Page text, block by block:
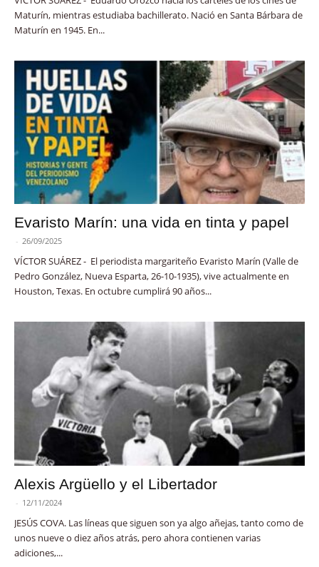
Maturín, mientras estudiaba bachillerato. Nació en Santa Bárbara de
Maturín en 1945. En...
Evaristo Marín: una vida en tinta y papel
- 26/09/2025
VÍCTOR SUÁREZ - El periodista margariteño Evaristo Marín (Valle de
Pedro González, Nueva Esparta, 26-10-1935), vive actualmente en
Houston, Texas. En octubre cumplirá 90 años...
Alexis Argüello y el Libertador
- 12/11/2024
JESÚS COVA. Las líneas que siguen son ya algo añejas, tanto como de
unos nueve o diez años atrás, pero ahora contienen varias
adiciones,...